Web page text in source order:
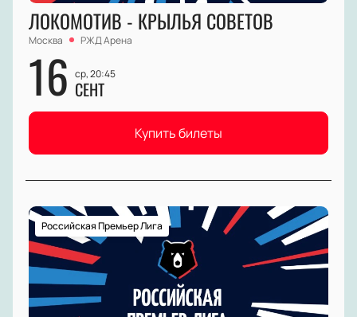
ЛОКОМОТИВ - КРЫЛЬЯ СОВЕТОВ
Москва РЖД Арена
16 ср, 20:45
СЕНТ
Купить билеты
Российская Премьер Лига